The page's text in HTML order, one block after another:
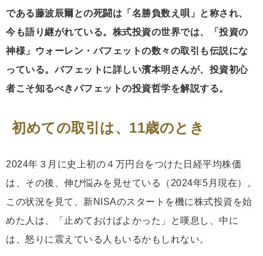
である藤波辰爾との死闘は「名勝負数え唄」と称され、
今も語り継がれている。株式投資の世界では、「投資の
神様」ウォーレン・バフェットの数々の取引も伝説にな
っている。バフェットに詳しい濱本明さんが、投資初心
者こそ知るべきバフェットの投資哲学を解説する。
初めての取引は、11歳のとき
2024年３月に史上初の４万円台をつけた日経平均株価
は、その後、伸び悩みを見せている（2024年5月現在）。
この状況を見て、新NISAのスタートを機に株式投資を始
めた人は、「止めておけばよかった」と嘆息し、中に
は、怒りに震えている人もいるかもしれない。